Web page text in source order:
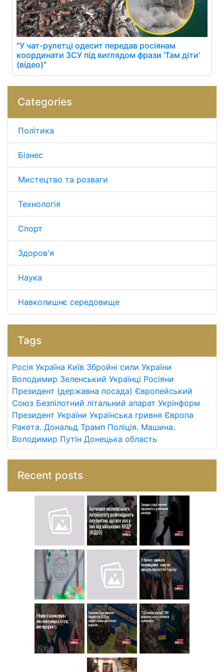
"У чат-рулетці одесит передав росіянам
координати ЗСУ під виглядом фрази 'Там діти'
(відео)"
Categories
Політика
Бізнес
Мистецтво та розваги
Технологія
Спорт
Здоров'я
Наука
Навколишнє середовище
Tags
Росія Україна Київ Збройні сили України
Володимир Зеленський Українці Росіяни
Президент (державна посада) Європейський
Союз Безпілотний літальний апарат Укрінформ
Президент України Українська гривня Європа
Ракета. Дональд Трамп Поліція. Машина.
Володимир Путін Донецька область
Recent posts